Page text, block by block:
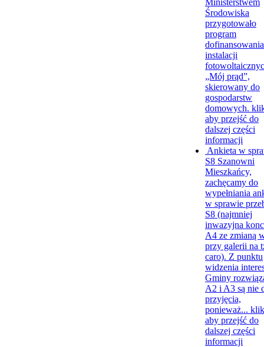
Środowiska
przygotowało
program
dofinansowania
instalacji
„Mój prąd”,
skierowany do
gospodarstw
domowych.
aby przejść do
dalszej części
informacji
Ankieta w
S8 Szanowni
Mieszkańcy,
zachęcamy do
wypełniania
w sprawie
S8 (najmniej
inwazyjna
A4 ze zmianą
przy galerii na
caro). Z punktu
widzenia
Gminy
A2 i A3 są nie
przyjęcia,
ponieważ...
aby przejść do
dalszej części
informacji